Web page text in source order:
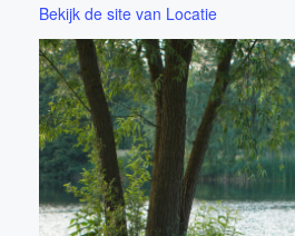
Bekijk de site van Locatie